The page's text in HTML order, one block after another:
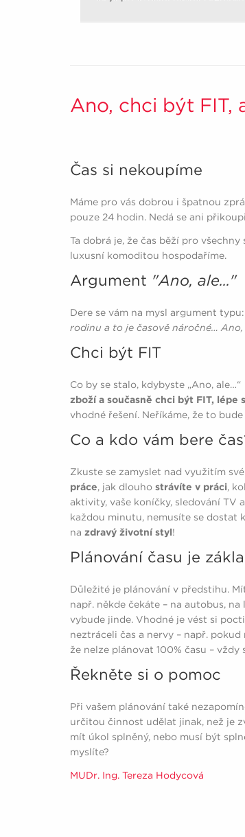
Ano, chci být FIT,
Čas si nekoupíme
Máme pro vás dobrou i špatnou
pouze 24 hodin. Nedá se ani
Ta dobrá je, že čas běží pro
luxusní komoditou hospodaříme.
Argument "Ano, ale..."
Dere se vám na mysl argument
rodinu a to je časově náročné…
Chci být FIT
Co by se stalo, kdybyste „Ano,
zboží a současně chci být FIT, lépe
vhodné řešení. Neříkáme, že to
Co a kdo vám bere
Zkuste se zamyslet nad využitím
práce, jak dlouho strávíte v práci,
aktivity, vaše koníčky, sledování TV
každou minutu, nemusíte se dostat
na zdravý životní styl!
Plánování času je
Důležité je plánování v předstihu.
např. někde čekáte – na autobus,
vybude jinde. Vhodné je vést si
neztráceli čas a nervy – např.
že nelze plánovat 100% času –
Řekněte si o pomoc
Při vašem plánování také
určitou činnost udělat jinak, než je
mít úkol splněný, nebo musí být
myslíte?
MUDr. Ing. Tereza Hodycová